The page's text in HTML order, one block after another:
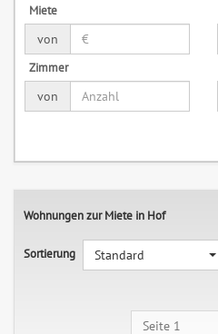
Miete
von
Zimmer
von
Wohnungen zur Miete in Hof
Sortierung
Standard
Seite 1